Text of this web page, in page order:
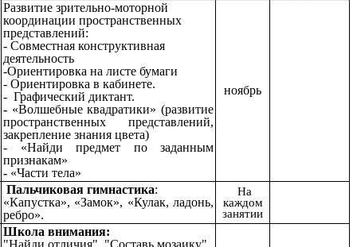
Развитие зрительно-моторной
координации пространственных
представлений:
- Совместная конструктивная
деятельность
-Ориентировка на листе бумаги
- Ориентировка в кабинете.
- Графический диктант.
- «Волшебные квадратики» (развитие
пространственных представлений,
закрепление знания цвета)
- «Найди предмет по заданным
признакам»
- «Части тела»
ноябрь
Пальчиковая гимнастика:
«Капустка», «Замок», «Кулак, ладонь,
ребро».
На
каждом
занятии
Школа внимания: